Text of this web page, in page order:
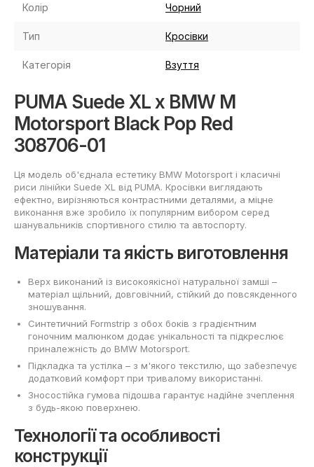
Колір Чорний
Тип Кросівки
Категорія Взуття
PUMA Suede XL x BMW M
Motorsport Black Pop Red
308706-01
Ця модель об'єднала естетику BMW Motorsport і класичні
риси лінійки Suede XL від PUMA. Кросівки виглядають
ефектно, вирізняються контрастними деталями, а міцне
виконання вже зробило їх популярним вибором серед
шанувальників спортивного стилю та автоспорту.
Матеріали та якість виготовлення
Верх виконаний із високоякісної натуральної замші –
матеріал щільний, довговічний, стійкий до повсякденного
зношування.
Синтетичний Formstrip з обох боків з градієнтним
гоночним малюнком додає унікальності та підкреслює
приналежність до BMW Motorsport.
Підкладка та устілка – з м'якого текстилю, що забезпечує
додатковий комфорт при тривалому використанні.
Зносостійка гумова підошва гарантує надійне зчеплення
з будь-якою поверхнею.
Технології та особливості
конструкції